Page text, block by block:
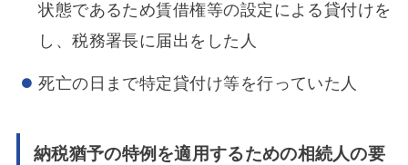
状態であるため賃借権等の設定による貸付けを
し、税務署長に届出をした人
死亡の日まで特定貸付け等を行っていた人
納税猶予の特例を適用するための相続人の要